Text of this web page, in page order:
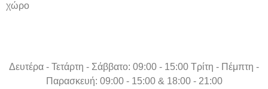
χώρο
Δευτέρα - Τετάρτη - Σάββατο: 09:00 - 15:00 Τρίτη - Πέμπτη -
Παρασκευή: 09:00 - 15:00 & 18:00 - 21:00